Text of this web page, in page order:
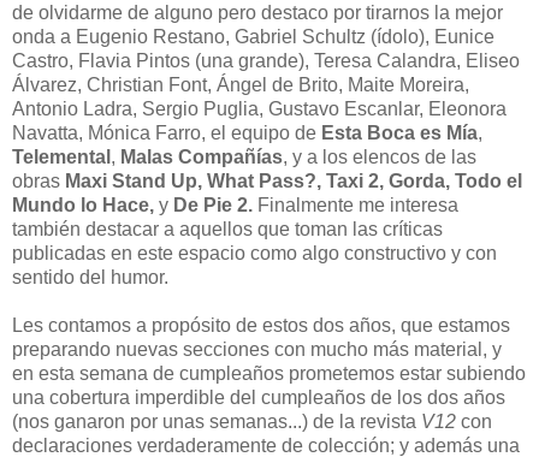
de olvidarme de alguno pero destaco por tirarnos la mejor
onda a Eugenio Restano, Gabriel Schultz (ídolo), Eunice
Castro, Flavia Pintos (una grande), Teresa Calandra, Eliseo
Álvarez, Christian Font, Ángel de Brito, Maite Moreira,
Antonio Ladra, Sergio Puglia, Gustavo Escanlar, Eleonora
Navatta, Mónica Farro, el equipo de Esta Boca es Mía,
Telemental , Malas Compañías, y a los elencos de las
obras Maxi Stand Up, What Pass?, Taxi 2, Gorda, Todo el
Mundo lo Hace, y De Pie 2. Finalmente me interesa
también destacar a aquellos que toman las críticas
publicadas en este espacio como algo constructivo y con
sentido del humor.
Les contamos a propósito de estos dos años, que estamos
preparando nuevas secciones con mucho más material, y
en esta semana de cumpleaños prometemos estar subiendo
una cobertura imperdible del cumpleaños de los dos años
(nos ganaron por unas semanas...) de la revista V12 con
declaraciones verdaderamente de colección; y además una